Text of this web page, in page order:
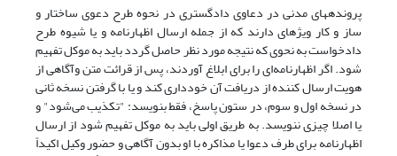
پرونده­های مدنی در دعاوی دادگستری در نحوه طرح دعوی ساختار و
ساز و کار ویژه­ای دارند که از جمله ارسال اظهارنامه و یا شیوه طرح
دادخواست به نحوی که نتیجه مورد نظر حاصل گردد باید به موکل تفهیم
شود. اگر اظهارنامه‌ای را برای ابلاغ آوردند، پس از قرائت متن وآگاهی از
هویت ارسال کننده از دریافت آن خودداری کند و یا با گرفتن نسخه ثانی
در نسخه اول و سوم، در ستون پاسخ، فقط بنویسد: "تکذیب می‌شود" و
یا اصلا چیزی ننویسد. به طریق اولی باید به موکل تفهیم شود از ارسال
اظهارنامه برای طرف دعوا یا مذاکره با او بدون آگاهی و حضور وکیل اکیداً